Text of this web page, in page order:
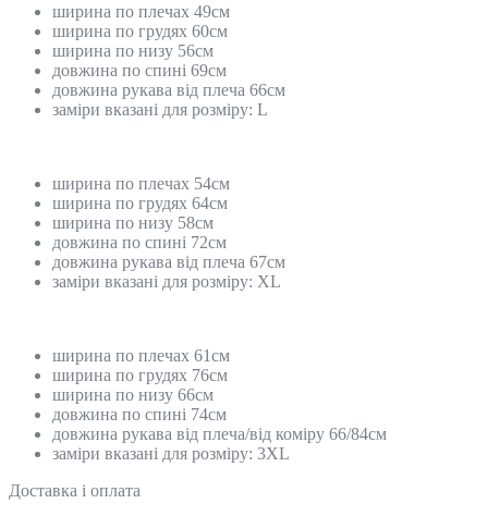
ширина по плечах 49см
ширина по грудях 60см
ширина по низу 56см
довжина по спині 69см
довжина рукава від плеча 66см
заміри вказані для розміру: L
ширина по плечах 54см
ширина по грудях 64см
ширина по низу 58см
довжина по спині 72см
довжина рукава від плеча 67см
заміри вказані для розміру: XL
ширина по плечах 61см
ширина по грудях 76см
ширина по низу 66см
довжина по спині 74см
довжина рукава від плеча/від коміру 66/84см
заміри вказані для розміру: 3XL
Доставка і оплата